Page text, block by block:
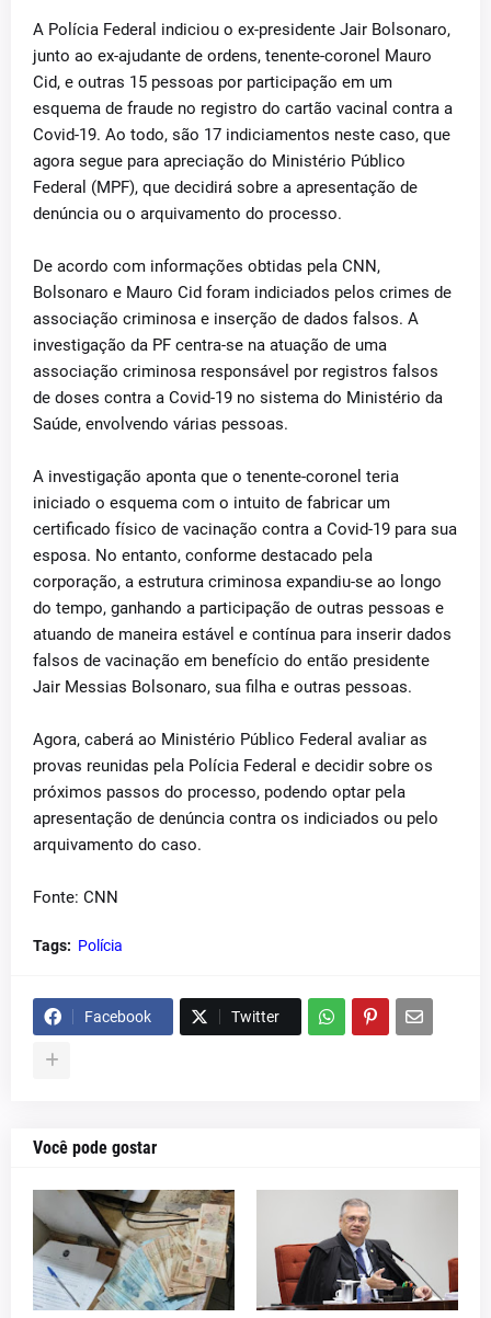
A Polícia Federal indiciou o ex-presidente Jair Bolsonaro,
junto ao ex-ajudante de ordens, tenente-coronel Mauro
Cid, e outras 15 pessoas por participação em um
esquema de fraude no registro do cartão vacinal contra a
Covid-19. Ao todo, são 17 indiciamentos neste caso, que
agora segue para apreciação do Ministério Público
Federal (MPF), que decidirá sobre a apresentação de
denúncia ou o arquivamento do processo.
De acordo com informações obtidas pela CNN,
Bolsonaro e Mauro Cid foram indiciados pelos crimes de
associação criminosa e inserção de dados falsos. A
investigação da PF centra-se na atuação de uma
associação criminosa responsável por registros falsos
de doses contra a Covid-19 no sistema do Ministério da
Saúde, envolvendo várias pessoas.
A investigação aponta que o tenente-coronel teria
iniciado o esquema com o intuito de fabricar um
certificado físico de vacinação contra a Covid-19 para sua
esposa. No entanto, conforme destacado pela
corporação, a estrutura criminosa expandiu-se ao longo
do tempo, ganhando a participação de outras pessoas e
atuando de maneira estável e contínua para inserir dados
falsos de vacinação em benefício do então presidente
Jair Messias Bolsonaro, sua filha e outras pessoas.
Agora, caberá ao Ministério Público Federal avaliar as
provas reunidas pela Polícia Federal e decidir sobre os
próximos passos do processo, podendo optar pela
apresentação de denúncia contra os indiciados ou pelo
arquivamento do caso.
Fonte: CNN
Tags: Polícia
Facebook Twitter
Você pode gostar